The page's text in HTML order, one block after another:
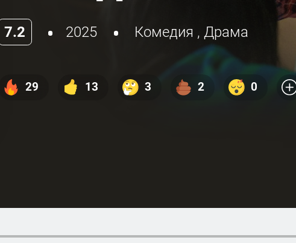
7.2 2025 Комедия ,Драма
29 13 3 2 0